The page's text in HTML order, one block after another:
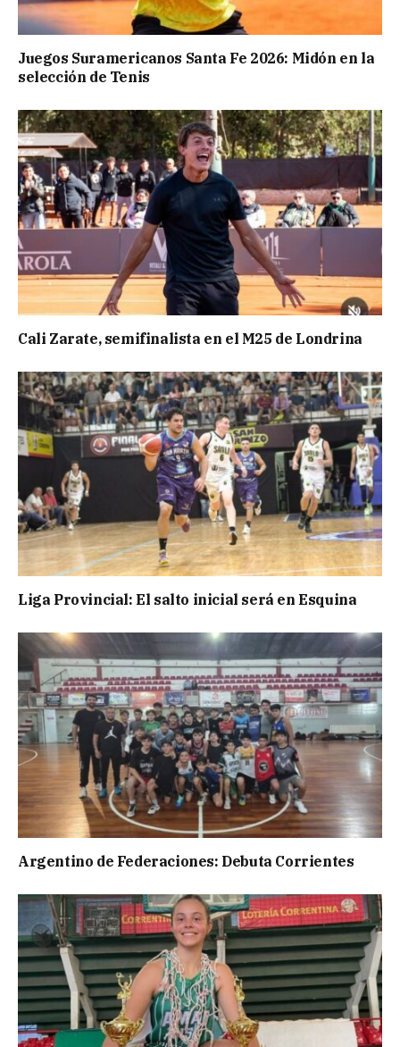
Juegos Suramericanos Santa Fe 2026: Midón en la
selección de Tenis
Cali Zarate, semifinalista en el M25 de Londrina
Liga Provincial: El salto inicial será en Esquina
Argentino de Federaciones: Debuta Corrientes